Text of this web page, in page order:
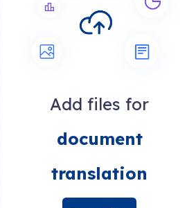
Add files for
document
translation